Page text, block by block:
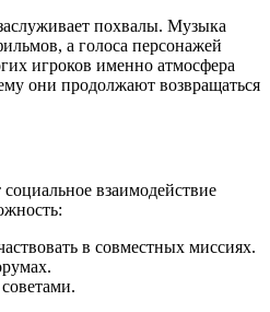
похвалы. Музыка
а голоса персонажей
игроков именно атмосфера
они продолжают возвращаться
взаимодействие
в совместных миссиях.